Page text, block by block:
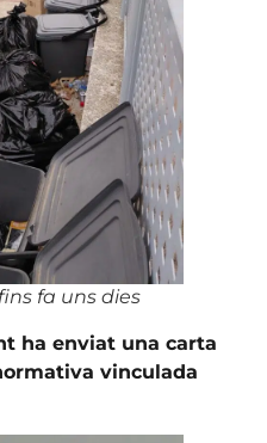
fa uns dies
ha enviat una carta
vinculada